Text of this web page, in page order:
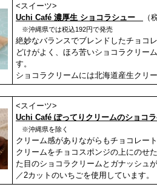
<スイーツ>
Uchi Café 濃厚生 ショコラシュー
（
※沖縄県では税込192円で発売
絶妙なバランスでブレンドしたチョコ
どけがよく、ほろ苦いショコラクリー
す。
ショコラクリームには北海道産生クリ
<スイーツ>
Uchi Café ぽってりクリームのショコ
※沖縄県を除く
クリーム感がありながらもチョコレー
クリームをチョコスポンジの上にのせ
た目のショコラクリームとガナッシュ
／2カットのいちごを使用しています。